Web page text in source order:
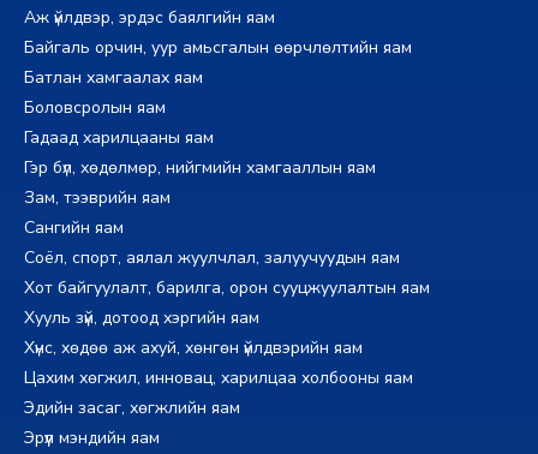
Аж үйлдвэр, эрдэс баялгийн яам
Байгаль орчин, уур амьсгалын өөрчлөлтийн яам
Батлан хамгаалах яам
Боловсролын яам
Гадаад харилцааны яам
Гэр бүл, хөдөлмөр, нийгмийн хамгааллын яам
Зам, тээврийн яам
Сангийн яам
Соёл, спорт, аялал жуулчлал, залуучуудын яам
Хот байгуулалт, барилга, орон сууцжуулалтын яам
Хууль зүй, дотоод хэргийн яам
Хүнс, хөдөө аж ахуй, хөнгөн үйлдвэрийн яам
Цахим хөгжил, инновац, харилцаа холбооны яам
Эдийн засаг, хөгжлийн яам
Эрүүл мэндийн яам